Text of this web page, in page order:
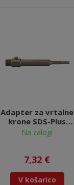
Adapter za vrtalne
krone SDS-Plus
200mm - D-73994
Na zalogi
7,32 €
V košarico